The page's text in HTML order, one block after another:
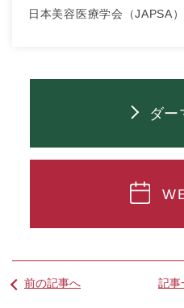
日本美容医療学会（JAPSA
ダー
前の記事へ 記事